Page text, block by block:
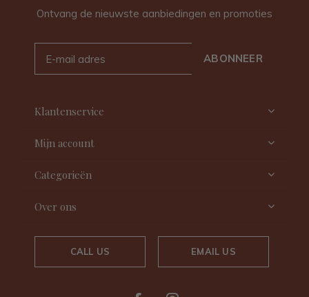
Ontvang de nieuwste aanbiedingen en promoties
ABONNEER
Klantenservice
Mijn account
Categorieën
Over ons
CALL US EMAIL US